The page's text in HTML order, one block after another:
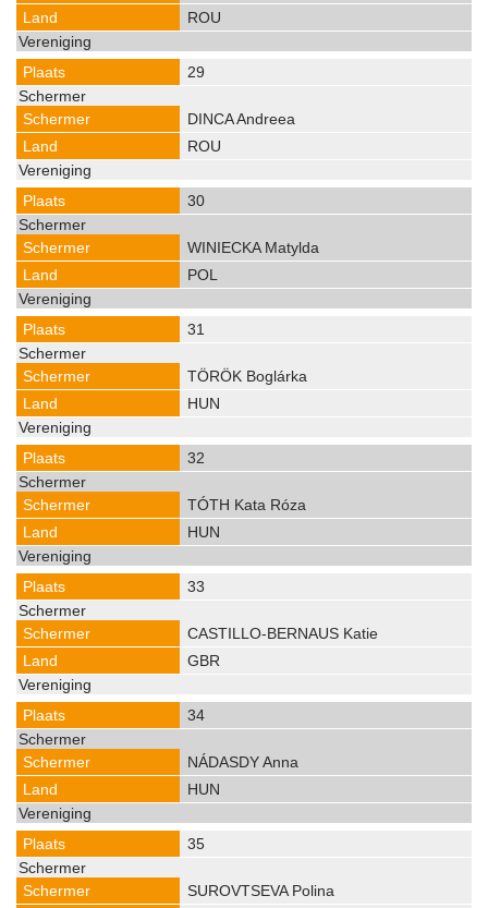
ROU
29
DINCA Andreea
ROU
30
WINIECKA Matylda
POL
31
TÖRÖK Boglárka
HUN
32
TÓTH Kata Róza
HUN
33
CASTILLO-BERNAUS Katie
GBR
34
NÁDASDY Anna
HUN
35
SUROVTSEVA Polina